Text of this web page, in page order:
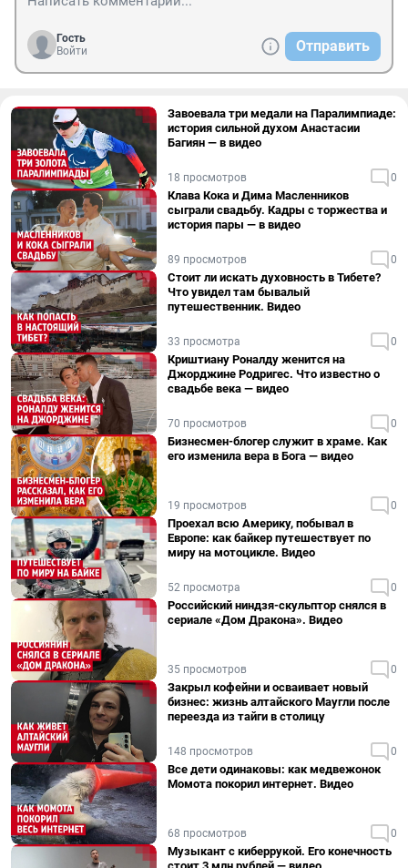
Гость
Войти
Отправить
Завоевала три медали на Паралимпиаде:
история сильной духом Анастасии
Багиян — в видео
18 просмотров 0
Клава Кока и Дима Масленников
сыграли свадьбу. Кадры с торжества и
история пары — в видео
89 просмотров 0
Стоит ли искать духовность в Тибете?
Что увидел там бывалый
путешественник. Видео
33 просмотра 0
Криштиану Роналду женится на
Джорджине Родригес. Что известно о
свадьбе века — видео
70 просмотров 0
Бизнесмен-блогер служит в храме. Как
его изменила вера в Бога — видео
19 просмотров 0
Проехал всю Америку, побывал в
Европе: как байкер путешествует по
миру на мотоцикле. Видео
52 просмотра 0
Российский ниндзя-скульптор снялся в
сериале «Дом Дракона». Видео
35 просмотров 0
Закрыл кофейни и осваивает новый
бизнес: жизнь алтайского Маугли после
переезда из тайги в столицу
148 просмотров 0
Все дети одинаковы: как медвежонок
Момота покорил интернет. Видео
68 просмотров 0
Музыкант с киберрукой. Его конечность